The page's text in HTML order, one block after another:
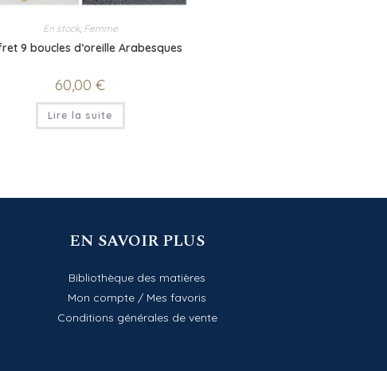
En stock, Femme
9 boucles d’oreille Arabesques
60,00€
Lire la suite
EN SAVOIR PLUS
Bibliothèque des matières
Mon compte / Mes favoris
Conditions générales de vente